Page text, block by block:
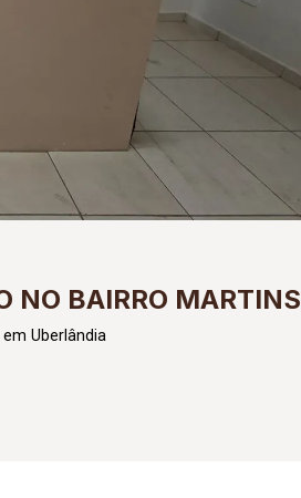
NO BAIRRO MARTINS
Uberlândia